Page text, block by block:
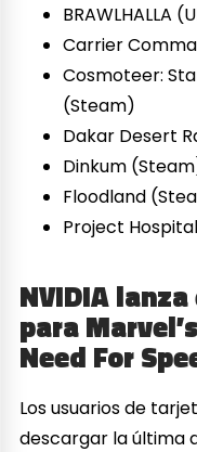
BRAWLHALLA
Carrier
Cosmoteer:
(Steam)
Dakar Desert
Dinkum
Floodland
Project
NVIDIA
para
Need For
Los usuarios de
descargar la última